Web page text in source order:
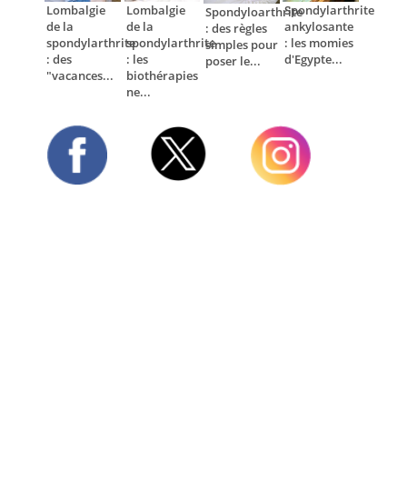
Lombalgie
de la
spondylarthrite
: des
"vacances...
Lombalgie
de la
spondylarthrite
: les
biothérapies
ne...
Spondyloarthrite
: des règles
simples pour
poser le...
Spondylarthrite
ankylosante
: les momies
d'Egypte...